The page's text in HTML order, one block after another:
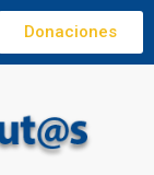
Donaciones